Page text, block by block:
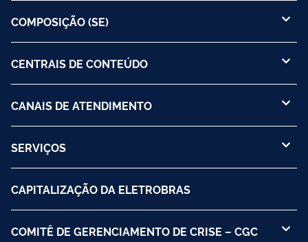
COMPOSIÇÃO (SE)
CENTRAIS DE CONTEÚDO
CANAIS DE ATENDIMENTO
SERVIÇOS
CAPITALIZAÇÃO DA ELETROBRAS
COMITÊ DE GERENCIAMENTO DE CRISE – CGC